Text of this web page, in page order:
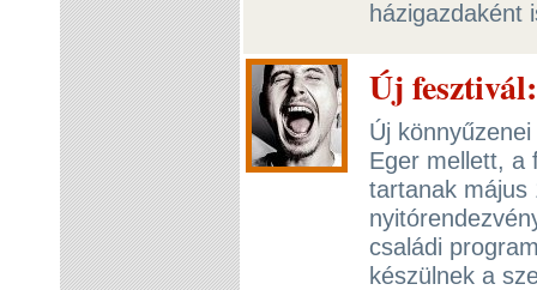
házigazdaként
Új
Új
Eger mellett, a
tartanak május
családi
készülnek a